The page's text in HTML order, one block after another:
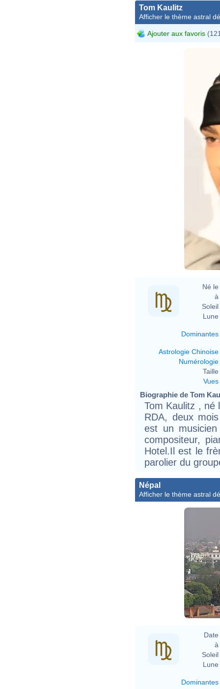
Tom Kaulitz
Afficher le thème astral
Ajouter aux favoris
Né le
à
Soleil
Lune
Dominantes
Astrologie Chinoise
Numérologie
Taille
Vues
Biographie de Tom
Tom Kaulitz , né
RDA, deux
est un musicien
compositeur,
Hotel.Il est le
parolier du
Népal
Afficher le thème astral
Date
à
Soleil
Lune
Dominantes